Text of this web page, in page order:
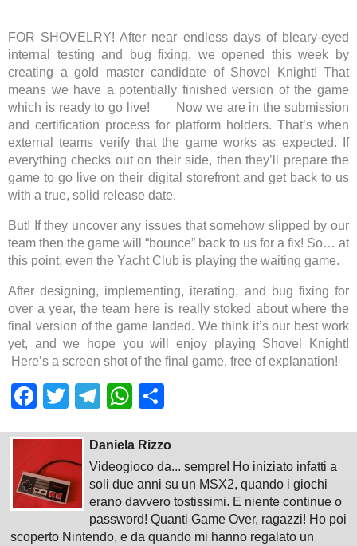
FOR SHOVELRY! After near endless days of bleary-eyed
internal testing and bug fixing, we opened this week by
creating a gold master candidate of Shovel Knight! That
means we have a potentially finished version of the game
which is ready to go live! Now we are in the submission
and certification process for platform holders. That’s when
external teams verify that the game works as expected. If
everything checks out on their side, then they’ll prepare the
game to go live on their digital storefront and get back to us
with a true, solid release date.
But! If they uncover any issues that somehow slipped by our
team then the game will “bounce” back to us for a fix! So… at
this point, even the Yacht Club is playing the waiting game.
After designing, implementing, iterating, and bug fixing for
over a year, the team here is really stoked about where the
final version of the game landed. We think it’s our best work
yet, and we hope you will enjoy playing Shovel Knight!
Here’s a screen shot of the final game, free of explanation!
Facebook
Twitter
Telegram
WhatsApp
Daniela Rizzo
Videogioco da... sempre! Ho iniziato infatti a
soli due anni su un MSX2, quando i giochi
erano davvero tostissimi. E niente continue o
password! Quanti Game Over, ragazzi! Ho poi
scoperto Nintendo, e da quando mi hanno regalato un